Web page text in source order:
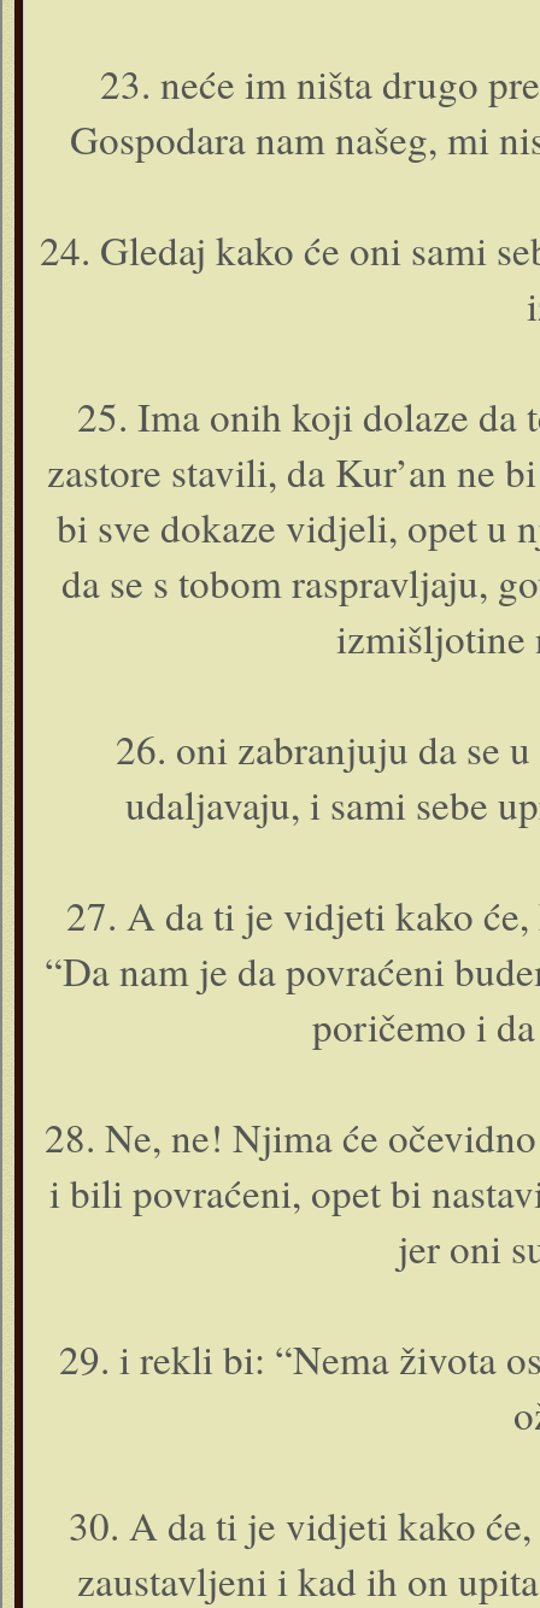
23. neće im ništa drugo
Gospodara nam našeg, mi
24. Gledaj kako će o­ni sami
25. Ima o­nih koji dolaze da
zastore stavili, da Kur’an ne
bi sve dokaze vidjeli, opet u
da se s tobom raspravljaju,
izmišljotine
26. o­ni zabranjuju da se
udaljavaju, i sami sebe
27. A da ti je vidjeti kako
“Da nam je da povraćeni
poričemo i
28. Ne, ne! Njima će
i bili povraćeni, opet bi
jer o­ni
29. i rekli bi: “Nema života
30. A da ti je vidjeti kako
zaustavljeni i kad ih o­n